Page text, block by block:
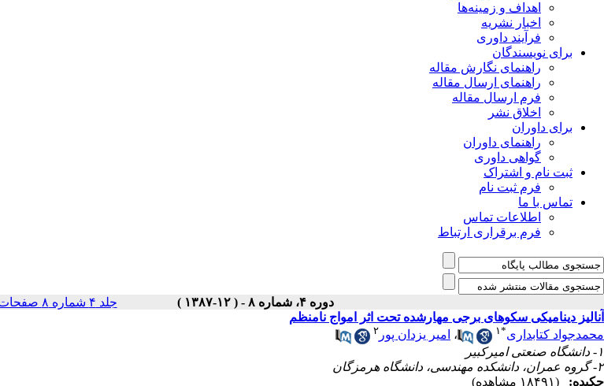
اهداف و زمینه‌ها
اخبار نشریه
فرآیند داوری
برای نویسندگان
راهنمای نگارش مقاله
راهنمای ارسال مقاله
فرم ارسال مقاله
اخلاق نشر
برای داوران
راهنمای داوران
گواهی داوری
ثبت نام و اشتراک
فرم ثبت نام
تماس با ما
اطلاعات تماس
فرم برقراری ارتباط
دوره ۴، شماره ۸ - ( ۱۲-۱۳۸۷ ) جلد ۴ شماره ۸ صفحات ۱۰-۱
آنالیز دینامیکی سکوهای برجی مهارشده تحت اثر امواج نامنظم
محمدجواد کتابداری*۱ ، امیر یزدان پور ۲
۱- دانشگاه صنعتی امیرکبیر
۲- گروه عمران، دانشکده مهندسی، دانشگاه هرمزگان
چکیده:
(۱۸۴۹۱ مشاهده)